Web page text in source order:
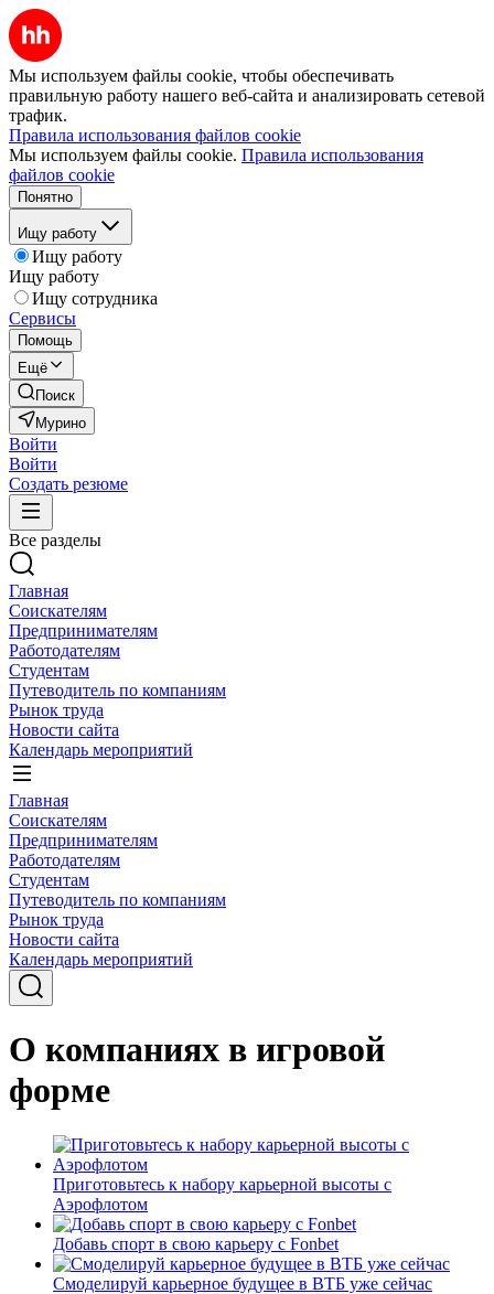
Мы используем файлы cookie, чтобы обеспечивать
правильную работу нашего веб-сайта и анализировать сетевой
трафик.
Правила использования файлов cookie
Мы используем файлы cookie. Правила использования
файлов cookie
Понятно
Ищу работу
Ищу работу
Ищу работу
Ищу сотрудника
Сервисы
Помощь
Ещё
Поиск
Мурино
Войти
Войти
Создать резюме
Все разделы
Главная
Соискателям
Предпринимателям
Работодателям
Студентам
Путеводитель по компаниям
Рынок труда
Новости сайта
Календарь мероприятий
Главная
Соискателям
Предпринимателям
Работодателям
Студентам
Путеводитель по компаниям
Рынок труда
Новости сайта
Календарь мероприятий
О компаниях в игровой
форме
Приготовьтесь к набору карьерной высоты с
Аэрофлотом
Добавь спорт в свою карьеру с Fonbet
Смоделируй карьерное будущее в ВТБ уже сейчас